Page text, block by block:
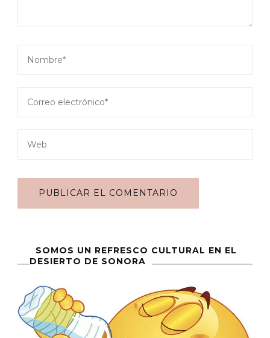
SOMOS UN REFRESCO CULTURAL EN EL
DESIERTO DE SONORA